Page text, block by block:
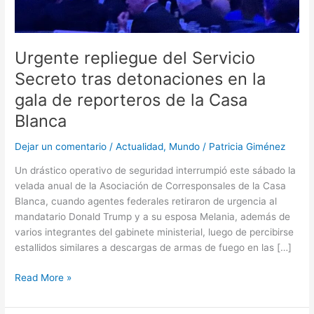
Urgente repliegue del Servicio
Secreto tras detonaciones en la
gala de reporteros de la Casa
Blanca
Dejar un comentario /Actualidad, Mundo / Patricia Giménez
Un drástico operativo de seguridad interrumpió este sábado la
velada anual de la Asociación de Corresponsales de la Casa
Blanca, cuando agentes federales retiraron de urgencia al
mandatario Donald Trump y a su esposa Melania, además de
varios integrantes del gabinete ministerial, luego de percibirse
estallidos similares a descargas de armas de fuego en las […]
de
reporteros
de
la
Casa
Blanca
Read More »